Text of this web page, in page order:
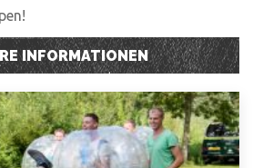
INFORMATIONEN